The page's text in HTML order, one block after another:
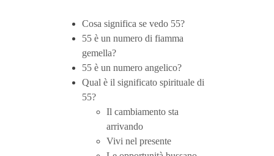
Cosa significa se vedo 55?
55 è un numero di fiamma
gemella?
55 è un numero angelico?
Qual è il significato spirituale di
55?
Il cambiamento sta
arrivando
Vivi nel presente